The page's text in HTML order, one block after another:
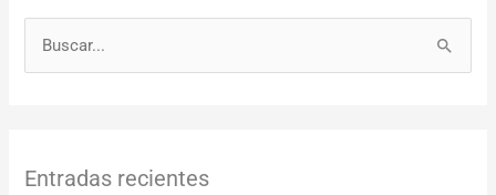
a
Entradas recientes